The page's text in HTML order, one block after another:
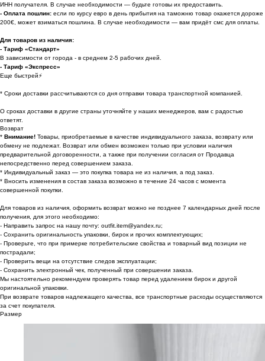
ИНН получателя. В случае необходимости — будьте готовы их предоставить.
- Оплата пошлин: если по курсу евро в день прибытия на таможню товар окажется дороже
200€, может взиматься пошлина. В случае необходимости — вам придёт смс для оплаты.
Для товаров из наличия:
- Тариф «Стандарт»
В зависимости от города - в среднем 2-5 рабочих дней.
- Тариф «Экспресс»
Еще быстрей⚡
* Cроки доставки рассчитываются со дня отправки товара транспортной компанией.
О сроках доставки в другие страны уточняйте у наших менеджеров, вам с радостью
ответят.
Возврат
* Внимание! Товары, приобретаемые в качестве индивидуального заказа, возврату или
обмену не подлежат. Возврат или обмен возможен только при условии наличия
предварительной договоренности, а также при получении согласия от Продавца
непосредственно перед совершением заказа.
* Индивидуальный заказ — это покупка товара не из наличия, а под заказ.
* Вносить изменения в состав заказа возможно в течение 24 часов с момента
совершенной покупки.
Для товаров из наличия, оформить возврат можно не позднее 7 календарных дней после
получения, для этого необходимо:
- Направить запрос на нашу почту: outfit.item@yandex.ru;
- Сохранить оригинальность упаковки, бирок и прочих комплектующих;
- Проверьте, что при примерке потребительские свойства и товарный вид позиции не
пострадали;
- Проверить вещи на отсутствие следов эксплуатации;
- Сохранить электронный чек, полученный при совершении заказа.
Мы настоятельно рекомендуем проверять товар перед удалением бирок и другой
оригинальной упаковки.
При возврате товаров надлежащего качества, все транспортные расходы осуществляются
за счет покупателя.
Размер